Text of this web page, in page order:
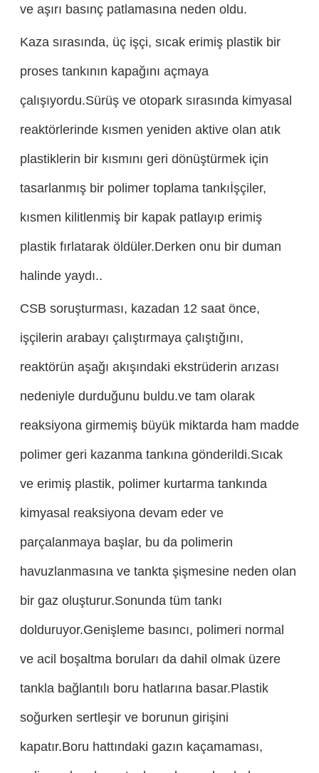
ve aşırı basınç patlamasına neden oldu.
Kaza sırasında, üç işçi, sıcak erimiş plastik bir
proses tankının kapağını açmaya
çalışıyordu.Sürüş ve otopark sırasında kimyasal
reaktörlerinde kısmen yeniden aktive olan atık
plastiklerin bir kısmını geri dönüştürmek için
tasarlanmış bir polimer toplama tankıİşçiler,
kısmen kilitlenmiş bir kapak patlayıp erimiş
plastik fırlatarak öldüler.Derken onu bir duman
halinde yaydı..
CSB soruşturması, kazadan 12 saat önce,
işçilerin arabayı çalıştırmaya çalıştığını,
reaktörün aşağı akışındaki ekstrüderin arızası
nedeniyle durduğunu buldu.ve tam olarak
reaksiyona girmemiş büyük miktarda ham madde
polimer geri kazanma tankına gönderildi.Sıcak
ve erimiş plastik, polimer kurtarma tankında
kimyasal reaksiyona devam eder ve
parçalanmaya başlar, bu da polimerin
havuzlanmasına ve tankta şişmesine neden olan
bir gaz oluşturur.Sonunda tüm tankı
dolduruyor.Genişleme basıncı, polimeri normal
ve acil boşaltma boruları da dahil olmak üzere
tankla bağlantılı boru hatlarına basar.Plastik
soğurken sertleşir ve borunun girişini
kapatır.Boru hattındaki gazın kaçamaması,